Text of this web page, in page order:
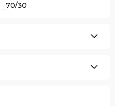
70/30